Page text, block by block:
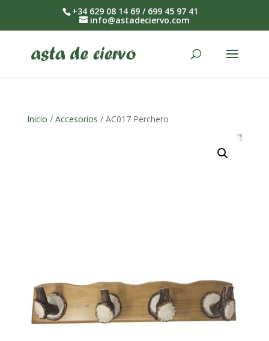
+34 629 08 14 69 / 699 45 97 41
info@astadeciervo.com
Inicio / Accesorios / AC017 Perchero